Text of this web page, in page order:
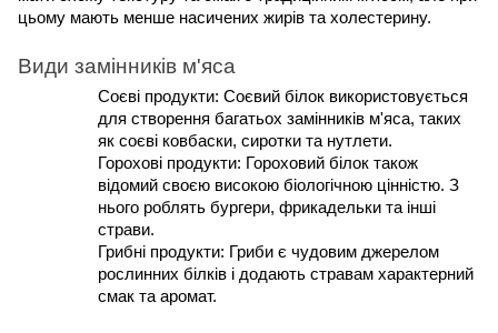
цьому мають менше насичених жирів та холестерину.
Види замінників м'яса
Соєві продукти: Соєвий білок використовується
для створення багатьох замінників м'яса, таких
як соєві ковбаски, сиротки та нутлети.
Горохові продукти: Гороховий білок також
відомий своєю високою біологічною цінністю. З
нього роблять бургери, фрикадельки та інші
страви.
Грибні продукти: Гриби є чудовим джерелом
рослинних білків і додають стравам характерний
смак та аромат.